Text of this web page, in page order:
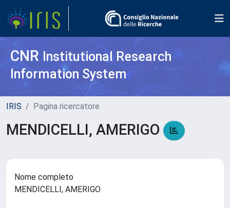
CNR Institutional Research
Information System
IRIS Pagina ricercatore
MENDICELLI, AMERIGO
Nome completo
MENDICELLI, AMERIGO